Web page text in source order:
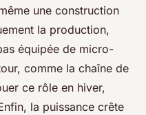
une construction
la production,
équipée de micro-
comme la chaîne de
ce rôle en hiver,
la puissance crête